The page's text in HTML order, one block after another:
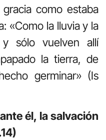
como estaba
«Como la lluvia y la
sólo vuelven allí
la tierra, de
germinar» (Is
él, la salvación